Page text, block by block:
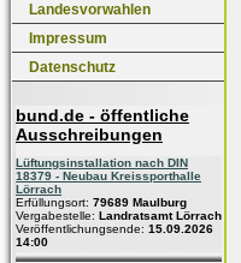
Landesvorwahlen
Impressum
Datenschutz
bund.de - öffentliche
Ausschreibungen
Lüftungsinstallation nach DIN
18379 - Neubau Kreissporthalle
Lörrach
Erfüllungsort: 79689 Maulburg
Vergabestelle: Landratsamt Lörrach
Veröffentlichungsende: 15.09.2026
14:00